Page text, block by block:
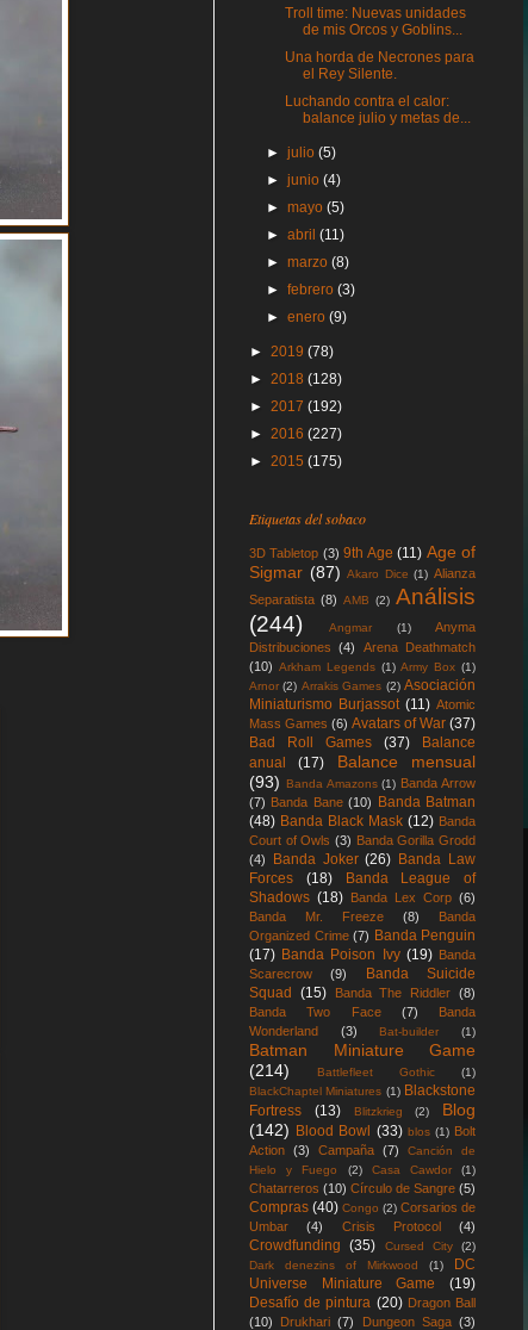
Troll time: Nuevas unidades
de mis Orcos y Goblins...
Una horda de Necrones para
el Rey Silente.
Luchando contra el calor:
balance julio y metas de...
►julio(5)
►junio(4)
►mayo(5)
►abril(11)
►marzo(8)
►febrero(3)
►enero(9)
► 2019 (78)
► 2018 (128)
► 2017 (192)
► 2016 (227)
► 2015 (175)
Etiquetas del sobaco
3D Tabletop (3) 9th Age (11) Age of
Sigmar (87) Akaro Dice (1) Alianza
Separatista (8) AMB (2) Análisis
(244)
Angmar (1)
Anyma
Distribuciones
(4)
Arena Deathmatch
(10) Arkham Legends (1) Army Box (1)
Arnor (2) Arrakis Games (2) Asociación
Miniaturismo Burjassot (11) Atomic
Mass Games (6) Avatars of War (37)
Bad Roll Games
(37)
Balance
anual
(17)
Balance mensual
(93)
Banda Amazons (1) Banda Arrow
(7) Banda Bane (10)
Banda Batman
(48) Banda Black Mask (12) Banda
Court of Owls (3) Banda Gorilla Grodd
(4)
Banda Joker (26) Banda Law
Forces
(18)
Banda League of
Shadows (18) Banda Lex Corp (6)
Banda Mr. Freeze
(8)
Banda
Organized Crime (7) Banda Penguin
(17) Banda Poison Ivy (19) Banda
Scarecrow
(9)
Banda Suicide
Squad
(15) Banda The Riddler (8)
Banda Two Face
(7)
Banda
Wonderland
(3) Bat-builder (1)
Batman Miniature Game
(214)
Battlefleet Gothic
(1)
BlackChaptel Miniatures (1) Blackstone
Fortress
(13) Blitzkrieg (2)
Blog
(142) Blood Bowl (33) blos (1) Bolt
Action (3) Campaña (7)
Canción de
Hielo y Fuego
(2) Casa Cawdor (1)
Chatarreros (10) Círculo de Sangre (5)
Compras (40) Congo (2) Corsarios de
Umbar
(4) Crisis Protocol (4)
Crowdfunding (35) Cursed City
(2)
Dark denezins of Mirkwood
(1)
DC
Universe Miniature Game
(19)
Desafío de pintura (20) Dragon Ball
(10)
Drukhari (7) Dungeon Saga (3)